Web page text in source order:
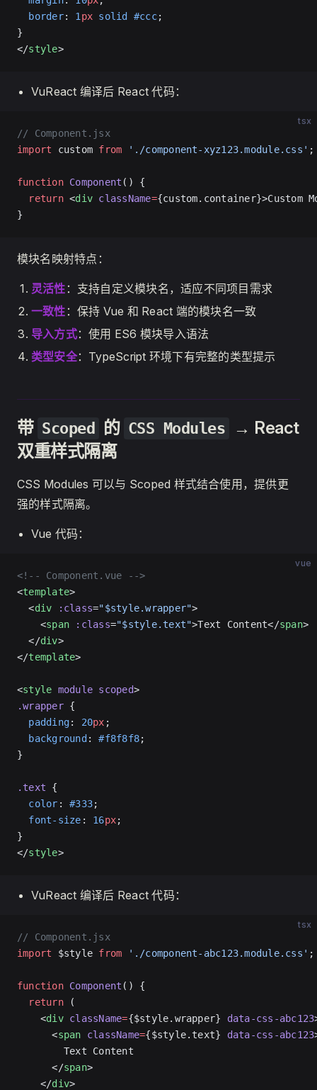
  border
: 1 px solid #ccc;
}
</style>
VuReact 编译后 React 代码：
tsx
// Component.jsx
import custom from './component-xyz123.module.css' ;
function Component () {
  return
<div className={custom.container}>Custom
}
模块名映射特点：
灵活性 ：支持自定义模块名，适应不同项目需求
一致性 ：保持 Vue 和 React 端的模块名一致
导入方式：使用 ES6 模块导入语法
类型安全：TypeScript 环境下有完整的类型提示
带 Scoped 的 CSS Modules
→ React
双重样式隔离
CSS Modules 可以与 Scoped 样式结合使用，提供更
强的样式隔离。
Vue 代码：
vue
<!-- Component.vue -->
<template>
  <
div :class="$style.wrapper">
    <
span :class="$style.text">Text Content</span>
  </
div>
</template>
<style module scoped>
.wrapper {
  padding
: 20px ;
  background
: #f8f8f8;
}
.text {
  color
: #333;
  font-size
: 16px;
}
</style>
VuReact 编译后 React 代码：
tsx
// Component.jsx
import $style from './component-abc123.module.css' ;
function Component () {
  return
(
    <
div className={$style.wrapper} data-css-abc123
      <
span className={$style.text} data-css-abc123
        Text Content
      </
span>
    </
div>